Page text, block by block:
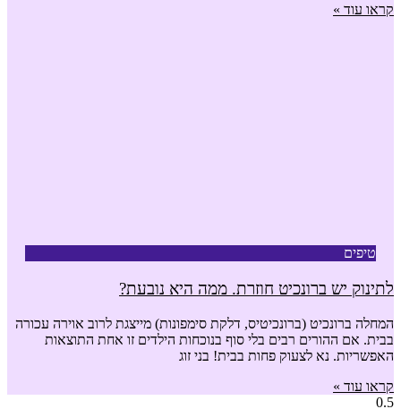
קראו עוד »
טיפים
לתינוק יש ברונכיט חוזרת. ממה היא נובעת?
המחלה ברונכיט (ברונכיטיס, דלקת סימפונות) מייצגת לרוב אוירה עכורה
בבית. אם ההורים רבים בלי סוף בנוכחות הילדים זו אחת התוצאות
האפשריות. נא לצעוק פחות בבית! בני זוג
קראו עוד »